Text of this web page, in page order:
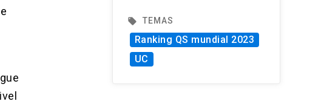
local_offer TEMAS
Ranking QS mundial 2023
UC